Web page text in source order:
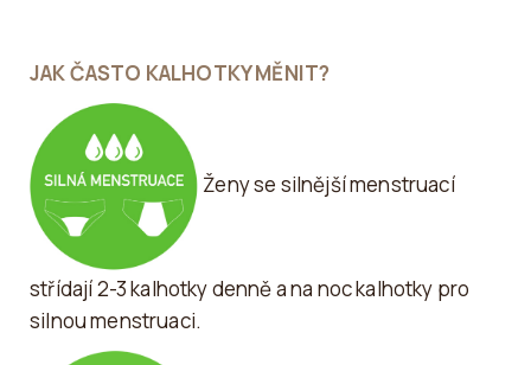
JAK ČASTO KALHOTKY MĚNIT?
Ženy se silnější menstruací
střídají 2-3 kalhotky denně a na noc kalhotky pro
silnou menstruaci.